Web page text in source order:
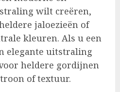
wilt creëren,
jaloezieën of
kleuren. Als u een
elegante uitstraling
heldere gordijnen
of textuur.